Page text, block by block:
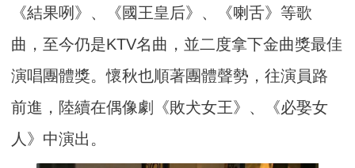
《結果咧》、《國王皇后》、《喇舌》等歌
曲，至今仍是KTV名曲，並二度拿下金曲獎最佳
演唱團體獎。懷秋也順著團體聲勢，往演員路
前進，陸續在偶像劇《敗犬女王》、《必娶女
人》中演出。